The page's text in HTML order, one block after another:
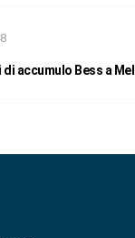
accumulo Bess a